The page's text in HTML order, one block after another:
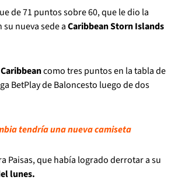
de 71 puntos sobre 60, que le dio la
nueva sede aCaribbean Storn Islands
Caribbeancomo tres puntos en la tabla de
BetPlay de Baloncesto luego de dos
tendría una nueva camiseta
Paisas, que había logrado derrotar a su
lunes.